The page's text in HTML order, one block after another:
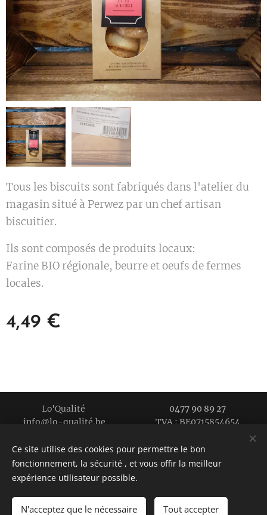
Tous les biscuits sont fabriqués dans l'atelier du
magasin situé à Perwez par un chef artisan
biscuitier.
Ils sont composés de produits locaux:
Farine BIO régionale, beurre et oeufs de fermes
locales.
4,49 €
AJOUTER AU PANIER
Lo'Qualité 0477 90 89 27
info@lo-qualité.be TVA : BE0715854654
La qualité près de chez vous
Cookies
Ce site utilise des cookies pour permettre le bon
fonctionnement, la sécurité , et vous offir la meilleur
expérience utilisateur possible.
N'acceptez que le nécessaire Tout accepter